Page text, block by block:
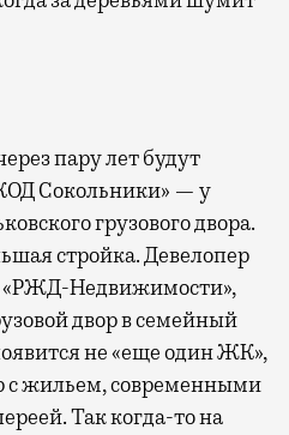
пару лет будут
Сокольники» — у
грузового двора.
стройка. Девелопер
«РЖД-Недвижимости»,
двор в семейный
не «еще один ЖК»,
с жильем, современными
Так когда-то на